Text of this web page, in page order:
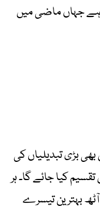
ہے جہاں ماضی میں
میں بھی بڑی تبدیلیاں کی
12 گروپس میں تقسیم کیا جائے گا۔ ہر
بہترین تیسرے